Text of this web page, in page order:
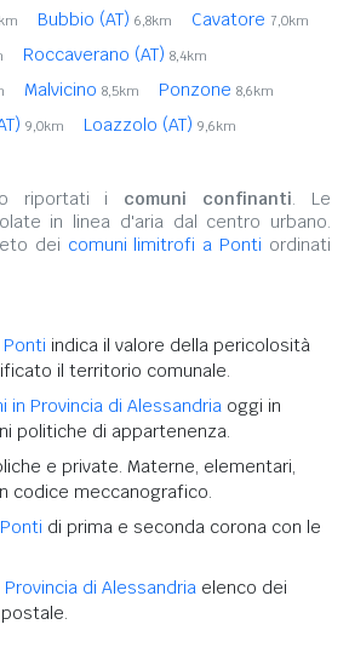
Bubbio (AT) 6,8km Cavatore 7,0km
Roccaverano (AT) 8,4km
Malvicino 8,5km Ponzone 8,6km
9,0km Loazzolo (AT) 9,6km
riportati i comuni confinanti. Le
in linea d'aria dal centro urbano.
dei comuni limitrofi a Ponti ordinati
indica il valore della pericolosità
il territorio comunale.
in Provincia di Alessandria oggi in
politiche di appartenenza.
e private. Materne, elementari,
codice meccanografico.
di prima e seconda corona con le
Provincia di Alessandria elenco dei